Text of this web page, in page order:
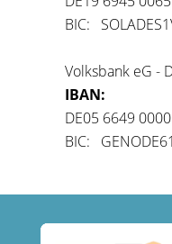
BIC:
Volksbank eG -
IBAN:
DE05 6649
BIC: